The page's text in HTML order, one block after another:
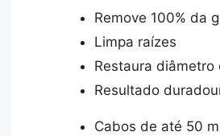
Remove 100% da
Limpa raízes
Restaura diâmetro
Resultado
Cabos de até 50